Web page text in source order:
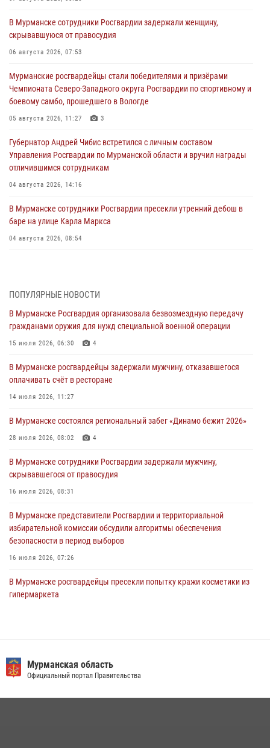
В Мурманске сотрудники Росгвардии задержали женщину,
скрывавшуюся от правосудия
06 августа 2026, 07:53
Мурманские росгвардейцы стали победителями и призёрами
Чемпионата Северо-Западного округа Росгвардии по спортивному и
боевому самбо, прошедшего в Вологде
05 августа 2026, 11:27 3
Губернатор Андрей Чибис встретился с личным составом
Управления Росгвардии по Мурманской области и вручил награды
отличившимся сотрудникам
04 августа 2026, 14:16
В Мурманске сотрудники Росгвардии пресекли утренний дебош в
баре на улице Карла Маркса
04 августа 2026, 08:54
03 августа 2026, 12:23 4
Сотрудники вневедомственной охраны Росгвардии пресекли
хулиганские действия дебошира на автозаправочной станции
города Кандалакши
Сотрудники Росгвардии провели инструктаж по
антитеррористической защищенности для членов избирательных
31 июля 2026, 08:48 3
ресторане
30 июля 2026, 14:09
тактическое занятие совместно с МЧС России
30 июля 2026, 14:05
ПОПУЛЯРНЫЕ НОВОСТИ
В Мурманске Росгвардия организовала безвозмездную передачу
гражданами оружия для нужд специальной военной операции
15 июля 2026, 06:30 4
В Мурманске росгвардейцы задержали мужчину, отказавшегося
оплачивать счёт в ресторане
14 июля 2026, 11:27
В Мурманске состоялся региональный забег «Динамо бежит 2026»
28 июля 2026, 08:02 4
В Мурманске сотрудники Росгвардии задержали мужчину,
скрывавшегося от правосудия
16 июля 2026, 08:31
В Мурманске представители Росгвардии и территориальной
избирательной комиссии обсудили алгоритмы обеспечения
безопасности в период выборов
16 июля 2026, 07:26
В Мурманске росгвардейцы пресекли попытку кражи косметики из
гипермаркета
магазине - буфете
15 июля 2026, 14:01
Мурманская область
Официальный портал Правительства